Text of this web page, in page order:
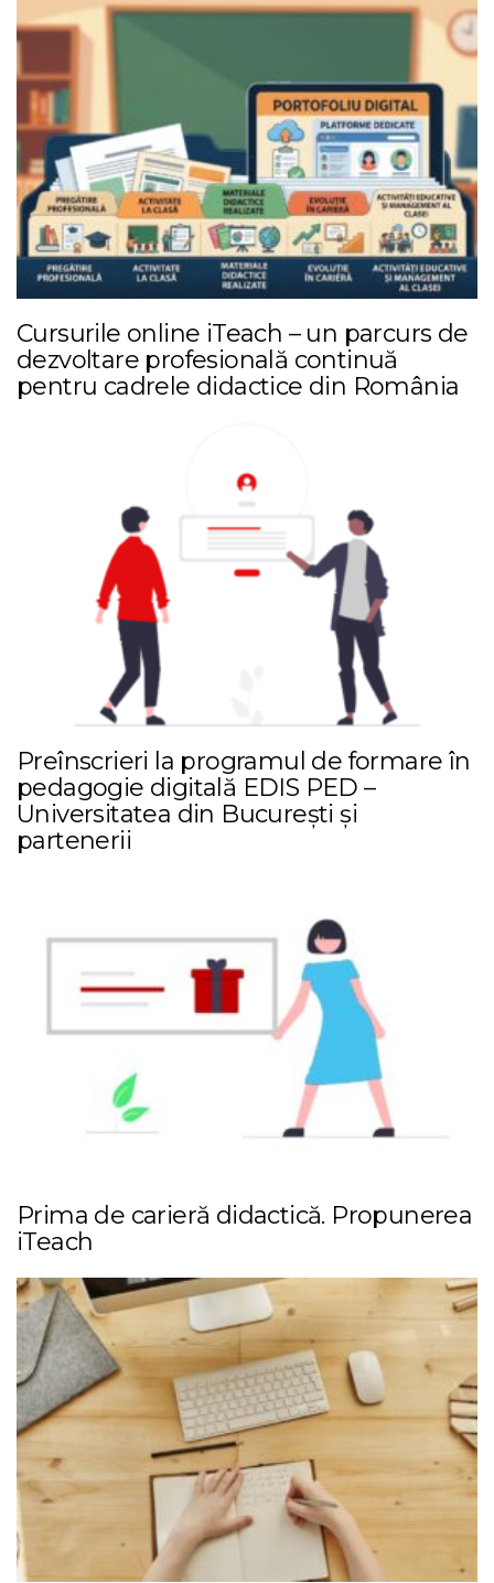
Cursurile online iTeach – un parcurs de
dezvoltare profesională continuă
pentru cadrele didactice din România
Preînscrieri la programul de formare în
pedagogie digitală EDIS PED –
Universitatea din București și
partenerii
Prima de carieră didactică. Propunerea
iTeach